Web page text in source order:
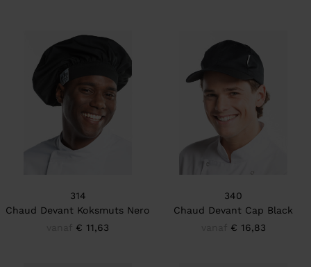
314
Chaud Devant Koksmuts Nero
€ 11,63
340
Chaud Devant Cap Black
€ 16,83